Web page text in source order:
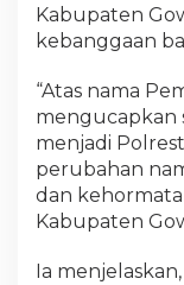
Kabupaten
kebanggaan
“Atas nama
mengucapkan
menjadi
perubahan
dan
Kabupaten
Ia